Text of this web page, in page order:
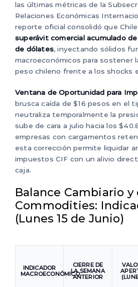
las últimas métricas de la
Relaciones Económicas
reporte oficial consolidó que
superávit comercial acumulado
de dólates, inyectando sólidos
macroeconómicos para sostener
peso chileno frente a los shocks
Ventana de Oportunidad para
brusca caída de $16 pesos en el
neutraliza temporalmente la
sube de cara a julio hacia los
empresas con cargamentos
esta corrección permite liquidar
impuestos CIF con un alivio
caja.
Balance Cambiario y
Commodities:
(Lunes 15 de Junio)
INDICADOR
MACROECONÓMICO
CIERRE DE
LA SEMANA
ANTERIOR